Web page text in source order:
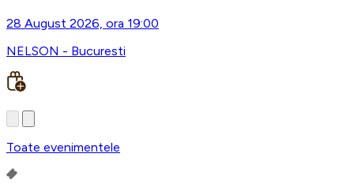
28 August 2026, ora 19:00
NELSON - Bucuresti
Toate evenimentele